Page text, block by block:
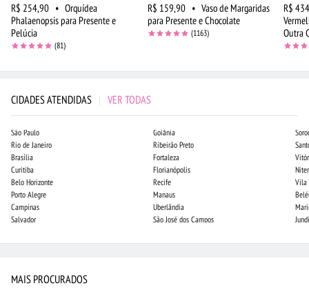
R$ 254,90 • Orquídea
Phalaenopsis para Presente e
Pelúcia
(81)
R$ 159,90 • Vaso de Margaridas
para Presente e Chocolate
(1163)
R$
Outra
CIDADES ATENDIDAS | VER TODAS
São Paulo
Rio de Janeiro
Brasília
Curitiba
Belo Horizonte
Porto Alegre
Campinas
Salvador
Goiânia
Ribeirão Preto
Fortaleza
Florianópolis
Recife
Manaus
Uberlândia
São José dos Campos
Vila
MAIS PROCURADOS